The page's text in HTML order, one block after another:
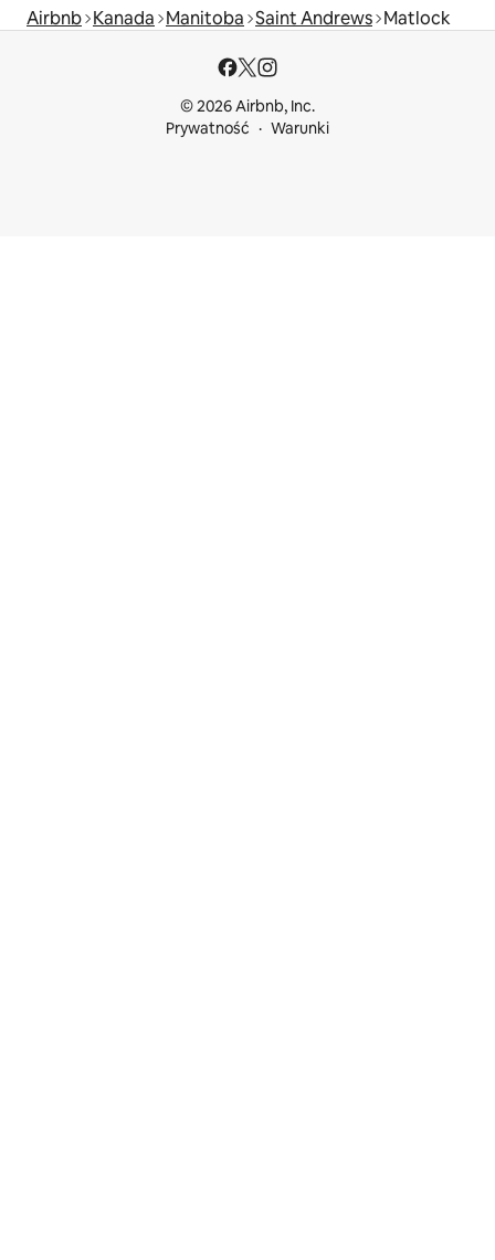
Airbnb Kanada Manitoba Saint Andrews Matlock
© 2026 Airbnb, Inc.
Prywatność
Warunki